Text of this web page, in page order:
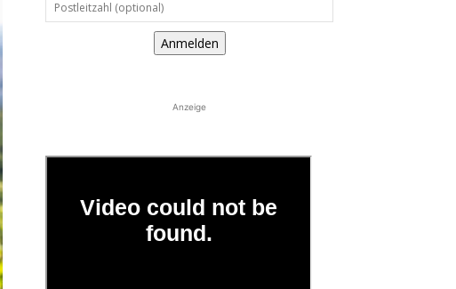
Anmelden
Anzeige